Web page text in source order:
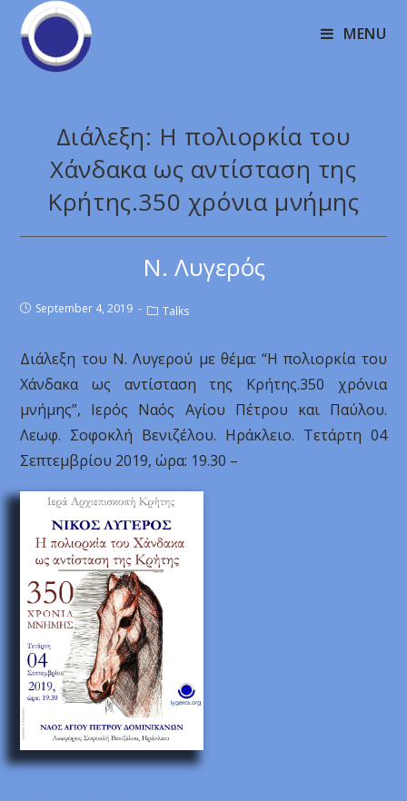
MENU
Διάλεξη: Η πολιορκία του
Χάνδακα ως αντίσταση της
Κρήτης.350 χρόνια μνήμης
Ν. Λυγερός
September 4, 2019 Talks
Διάλεξη του Ν. Λυγερού με θέμα: “Η πολιορκία του
Χάνδακα ως αντίσταση της Κρήτης.350 χρόνια
μνήμης”, Ιερός Ναός Αγίου Πέτρου και Παύλου.
Λεωφ. Σοφοκλή Βενιζέλου. Ηράκλειο. Τετάρτη 04
Σεπτεμβρίου 2019, ώρα: 19.30 –